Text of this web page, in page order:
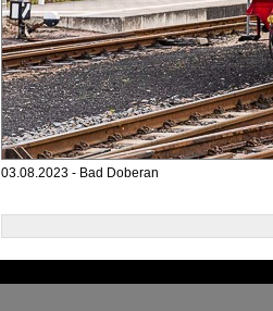
03.08.2023 - Bad Doberan